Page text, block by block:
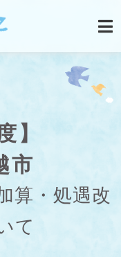
】
市
算・処遇改
て